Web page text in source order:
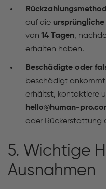
auf die
von 14 Tagen,
erhalten haben.
Beschädigte oder
beschädigt
erhältst, kontaktiere
hello@human-
oder Rückerstattung
5. Wichtige
Ausnahmen